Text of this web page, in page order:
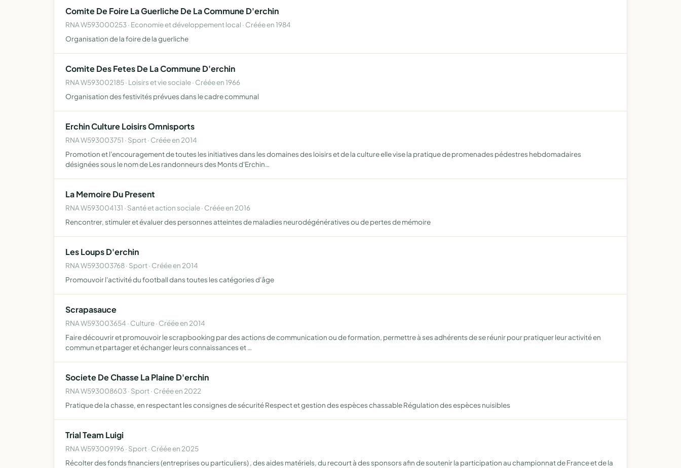
Comite De Foire La Guerliche De La Commune D'erchin
RNA W593000253 · Economie et développement local · Créée en 1984
Organisation de la foire de la guerliche
Comite Des Fetes De La Commune D'erchin
RNA W593002185 · Loisirs et vie sociale · Créée en 1966
Organisation des festivités prévues dans le cadre communal
Erchin Culture Loisirs Omnisports
RNA W593003751 · Sport · Créée en 2014
Promotion et l'encouragement de toutes les initiatives dans les domaines des loisirs et de la culture elle vise la pratique de promenades pédestres hebdomadaires
désignées sous le nom de Les randonneurs des Monts d'Erchin…
La Memoire Du Present
RNA W593004131 · Santé et action sociale · Créée en 2016
Rencontrer, stimuler et évaluer des personnes atteintes de maladies neurodégénératives ou de pertes de mémoire
Les Loups D'erchin
RNA W593003768 · Sport · Créée en 2014
Promouvoir l'activité du football dans toutes les catégories d'âge
Scrapasauce
RNA W593003654 · Culture · Créée en 2014
Faire découvrir et promouvoir le scrapbooking par des actions de communication ou de formation, permettre à ses adhérents de se réunir pour pratiquer leur activité en
commun et partager et échanger leurs connaissances et …
Societe De Chasse La Plaine D'erchin
RNA W593008603 · Sport · Créée en 2022
Pratique de la chasse, en respectant les consignes de sécurité Respect et gestion des espèces chassable Régulation des espèces nuisibles
Trial Team Luigi
RNA W593009196 · Sport · Créée en 2025
Récolter des fonds financiers (entreprises ou particuliers) , des aides matériels, du recourt à des sponsors afin de soutenir la participation au championnat de France et de la